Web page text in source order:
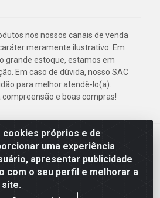
próprios e de
uma experiência
apresentar publicidade
com o seu perfil e melhorar a
site.
nos nossos canais de venda
meramente ilustrativo. Em
grande estoque, estamos em
Em caso de dúvida, nosso SAC
para melhor atendê-lo(a).
e boas compras!
Mascarenhas de Morais, 2471 -
51.150-001 - CNPJ 24.150.377/0003-
57